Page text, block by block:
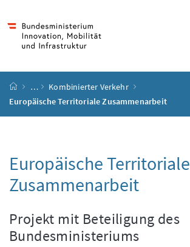
Startseite
…
Kombinierter Verkehr
Europäische Territoriale Zusammenarbeit
Europäische Territoriale
Zusammenarbeit
Projekt mit Beteiligung des
Bundesministeriums